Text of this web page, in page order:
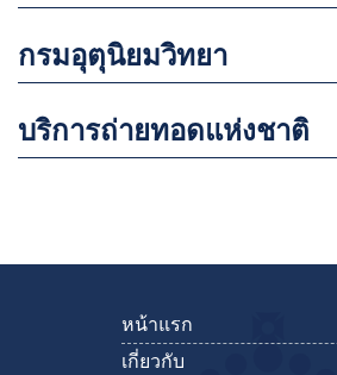
กรมอุตุนิยมวิทยา
บริการถ่ายทอดแห่งชาติ
หน้าแรก
เกี่ยวกับ